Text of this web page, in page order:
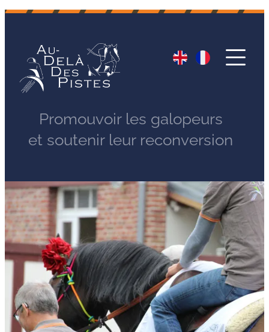
Promouvoir les galopeurs
et soutenir leur reconversion